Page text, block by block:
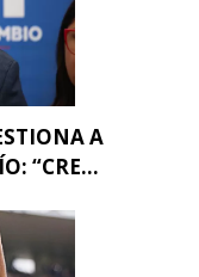
A
“CRE...